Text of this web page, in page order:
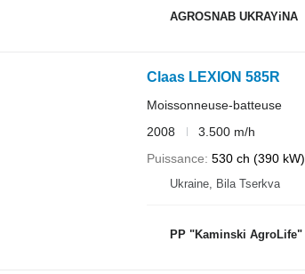
AGROSNAB UKRAYiNA
Claas LEXION 585R
Moissonneuse-batteuse
2008
3.500 m/h
Puissance 530 ch (390 kW)
Ukraine, Bila Tserkva
PP "Kaminski AgroLife"